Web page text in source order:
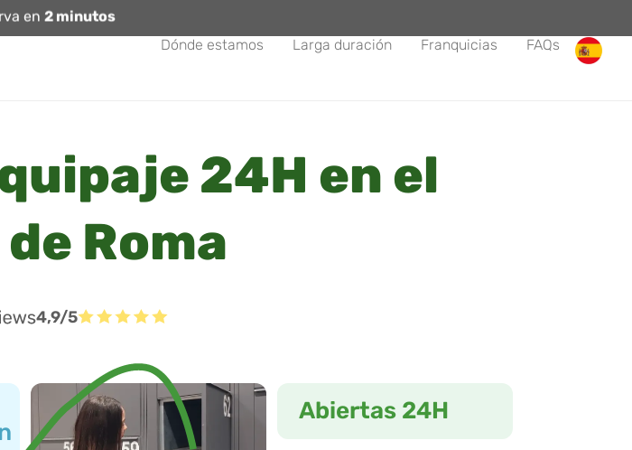
en 2 minutos
Dónde estamos
Larga duración Franquicias FAQs
24H en el
Roma
4,9/5
Abiertas 24H